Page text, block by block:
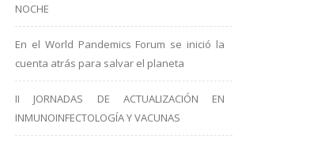
NOCHE
En el World Pandemics Forum se inició la
cuenta atrás para salvar el planeta
II JORNADAS DE ACTUALIZACIÓN EN
INMUNOINFECTOLOGÍA Y VACUNAS